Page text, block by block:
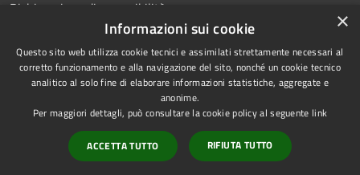
Dichiarazione di accessibilità
RSS
Accessibilità
Copyright © 2026 • Comune di
Castello di Cisterna • Powered
byMunicipium•
redazione
×
Informazioni sui cookie
Questo sito web utilizza cookie tecnici e assimilati strettamente necessari al
corretto funzionamento e alla navigazione del sito, nonché un cookie tecnico
analitico al solo fine di elaborare informazioni statistiche, aggregate e
anonime.
Per maggiori dettagli, può consultare la cookie policy al seguente link
ACCETTA TUTTO RIFIUTA TUTTO